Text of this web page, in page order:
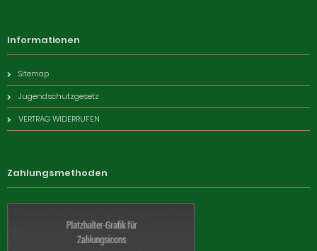
Informationen
Sitemap
Jugendschutzgesetz
VERTRAG WIDERRUFEN
Zahlungsmethoden